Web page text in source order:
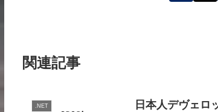
関連記事
.NET 日本人デヴェロ